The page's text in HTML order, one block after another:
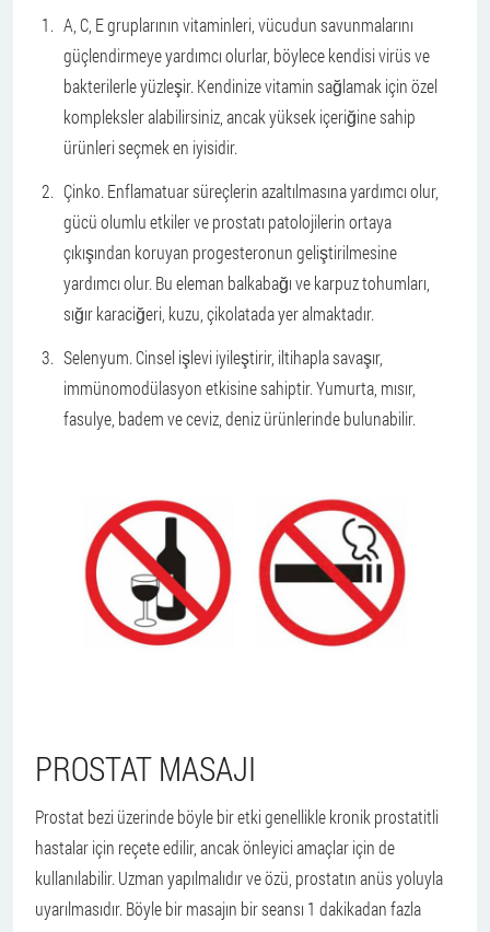
A, C, E gruplarının vitaminleri, vücudun savunmalarını
güçlendirmeye yardımcı olurlar, böylece kendisi virüs ve
bakterilerle yüzleşir. Kendinize vitamin sağlamak için özel
kompleksler alabilirsiniz, ancak yüksek içeriğine sahip
ürünleri seçmek en iyisidir.
Çinko. Enflamatuar süreçlerin azaltılmasına yardımcı olur,
gücü olumlu etkiler ve prostatı patolojilerin ortaya
çıkışından koruyan progesteronun geliştirilmesine
yardımcı olur. Bu eleman balkabağı ve karpuz tohumları,
sığır karaciğeri, kuzu, çikolatada yer almaktadır.
Selenyum. Cinsel işlevi iyileştirir, iltihapla savaşır,
immünomodülasyon etkisine sahiptir. Yumurta, mısır,
fasulye, badem ve ceviz, deniz ürünlerinde bulunabilir.
PROSTAT MASAJI
Prostat bezi üzerinde böyle bir etki genellikle kronik prostatitli
hastalar için reçete edilir, ancak önleyici amaçlar için de
kullanılabilir. Uzman yapılmalıdır ve özü, prostatın anüs yoluyla
uyarılmasıdır. Böyle bir masajın bir seansı 1 dakikadan fazla